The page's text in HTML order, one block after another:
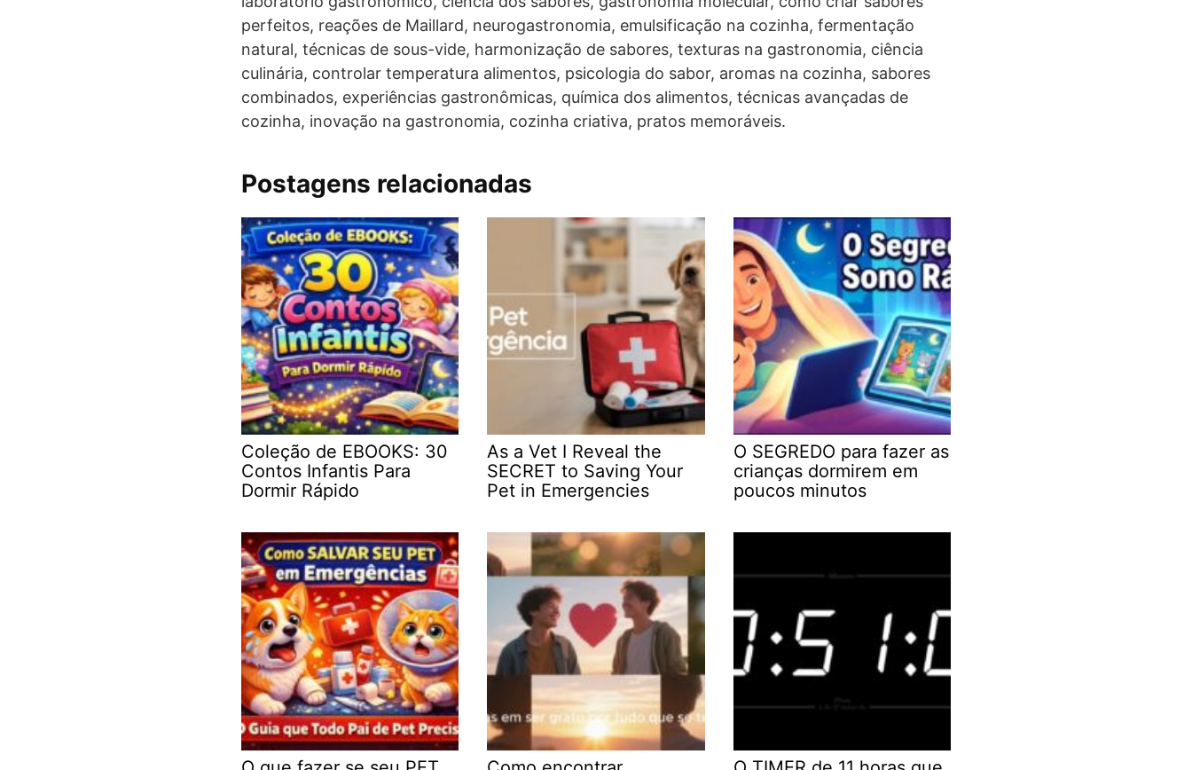
perfeitos, reações de Maillard, neurogastronomia, emulsificação na cozinha, fermentação
natural, técnicas de sous-vide, harmonização de sabores, texturas na gastronomia, ciência
culinária, controlar temperatura alimentos, psicologia do sabor, aromas na cozinha, sabores
combinados, experiências gastronômicas, química dos alimentos, técnicas avançadas de
cozinha, inovação na gastronomia, cozinha criativa, pratos memoráveis.
Postagens relacionadas
Coleção de EBOOKS: 30
Contos Infantis Para
Dormir Rápido
As a Vet I Reveal the
SECRET to Saving Your
Pet in Emergencies
O SEGREDO para fazer as
crianças dormirem em
poucos minutos